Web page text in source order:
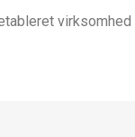
virksomhed